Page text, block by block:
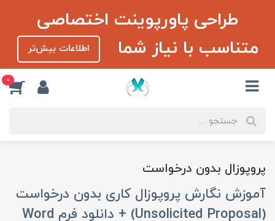
طراحی پاورپوینت اختصاصی
متناسب با نیاز شما
اطلاعات بیش‌تر
0
پروپوزال بدون درخواست
آموزش نگارش پروپوزال کاری بدون درخواست
(Unsolicited Proposal) + دانلود فرم Word